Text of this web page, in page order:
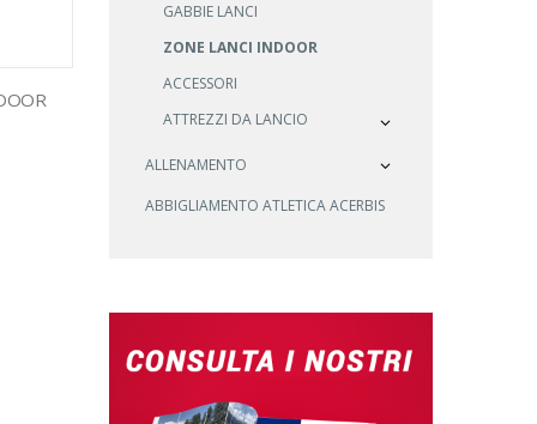
GABBIE LANCI
ZONE LANCI INDOOR
ACCESSORI
ATTREZZI DA LANCIO
ALLENAMENTO
ABBIGLIAMENTO ATLETICA ACERBIS